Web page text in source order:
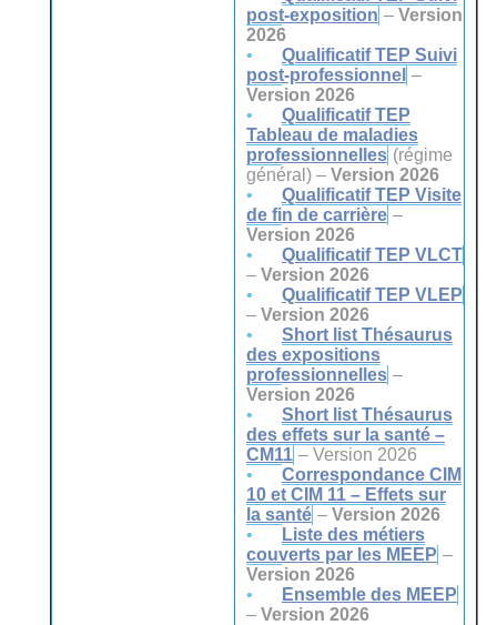
post-exposition – Version
2026
Qualificatif TEP Suivi
post-professionnel –
Version 2026
Qualificatif TEP
Tableau de maladies
professionnelles (régime
général) – Version 2026
Qualificatif TEP Visite
de fin de carrière –
Version 2026
Qualificatif TEP VLCT
– Version 2026
Qualificatif TEP VLEP
– Version 2026
Short list Thésaurus
des expositions
professionnelles –
Version 2026
Short list Thésaurus
des effets sur la santé –
CM11 – Version 2026
Correspondance CIM
10 et CIM 11 – Effets sur
la santé – Version 2026
Liste des métiers
couverts par les MEEP –
Version 2026
Ensemble des MEEP
– Version 2026